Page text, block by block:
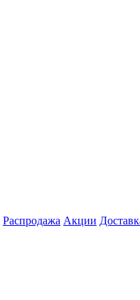
Распродажа Акции